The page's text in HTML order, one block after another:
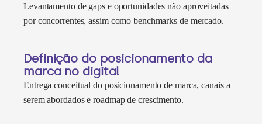
Levantamento de gaps e oportunidades não aproveitadas
por concorrentes, assim como benchmarks de mercado.
Definição do posicionamento da
marca no digital
Entrega conceitual do posicionamento de marca, canais a
serem abordados e roadmap de crescimento.